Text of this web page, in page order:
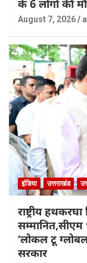
के 6 लोगों की
August 7, 2026
इंडिया उत्तराखंड
राष्ट्रीय
‘लोकल टू
सरकार